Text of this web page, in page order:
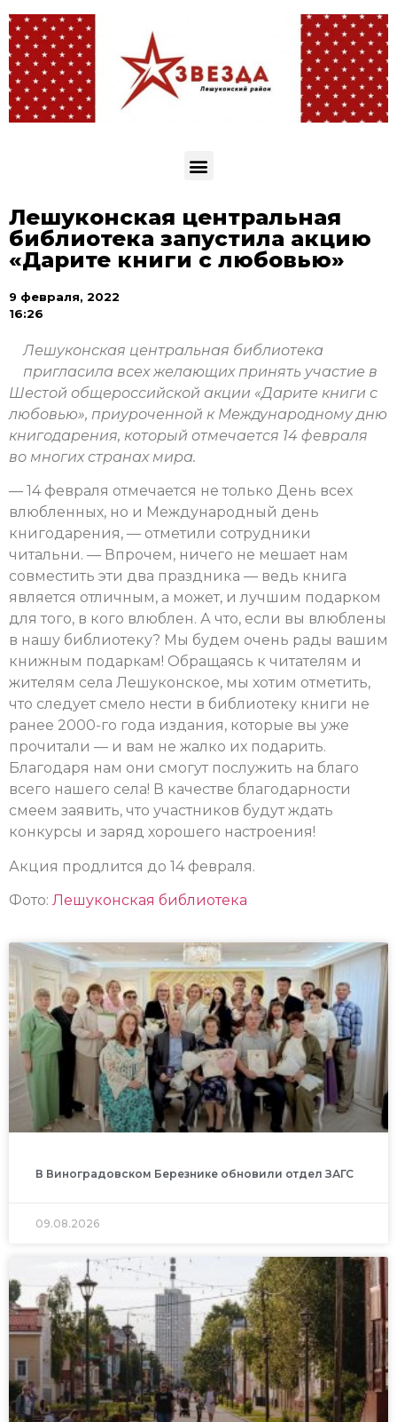
Лешуконская центральная
библиотека запустила акцию
«Дарите книги с любовью»
9 февраля, 2022
16:26
Лешуконская центральная библиотека
пригласила всех желающих принять участие в
Шестой общероссийской акции «Дарите книги с
любовью», приуроченной к Международному дню
книгодарения, который отмечается 14 февраля
во многих странах мира.
— 14 февраля отмечается не только День всех
влюбленных, но и Международный день
книгодарения, — отметили сотрудники
читальни. — Впрочем, ничего не мешает нам
совместить эти два праздника — ведь книга
является отличным, а может, и лучшим подарком
для того, в кого влюблен. А что, если вы влюблены
в нашу библиотеку? Мы будем очень рады вашим
книжным подаркам! Обращаясь к читателям и
жителям села Лешуконское, мы хотим отметить,
что следует смело нести в библиотеку книги не
ранее 2000-го года издания, которые вы уже
прочитали — и вам не жалко их подарить.
Благодаря нам они смогут послужить на благо
всего нашего села! В качестве благодарности
смеем заявить, что участников будут ждать
конкурсы и заряд хорошего настроения!
Акция продлится до 14 февраля.
Фото: Лешуконская библиотека
В Виноградовском Березнике обновили отдел ЗАГС
09.08.2026